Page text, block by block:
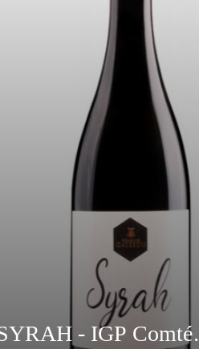
Récolte mécanique. Macération de
jours à 25°C. Lorsque la
alcoolique est terminée, nous
une fermentation malolactique en
effectuons ensuite un élevage en
chêne pendant 12 mois. Dégustation :
Rouge à la robe rubis est issus de
l’assemblage des cépages Braucol
L’élevage en barrique durant un an
des arômes aux notes vanillées et
que des tanins fondus. Conseil de
: Dans sa pleine maturité, on peut
consommer avec une grillade, une
et des gratins de légumes en
A déguster dès à présent Entre 5
- IGP Comté